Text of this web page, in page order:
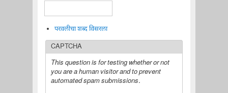
परवलीचा शब्द विसरला
CAPTCHA
This question is for testing whether or not
you are a human visitor and to prevent
automated spam submissions.